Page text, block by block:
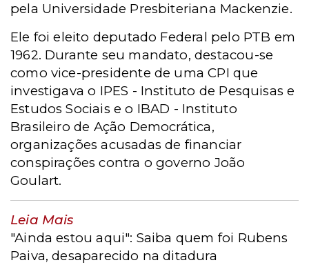
pela Universidade Presbiteriana Mackenzie.
Ele foi eleito deputado Federal pelo PTB em
1962. Durante seu mandato, destacou-se
como vice-presidente de uma CPI que
investigava o IPES - Instituto de Pesquisas e
Estudos Sociais e o IBAD - Instituto
Brasileiro de Ação Democrática,
organizações acusadas de financiar
conspirações contra o governo João
Goulart.
Leia Mais
"Ainda estou aqui": Saiba quem foi Rubens
Paiva, desaparecido na ditadura